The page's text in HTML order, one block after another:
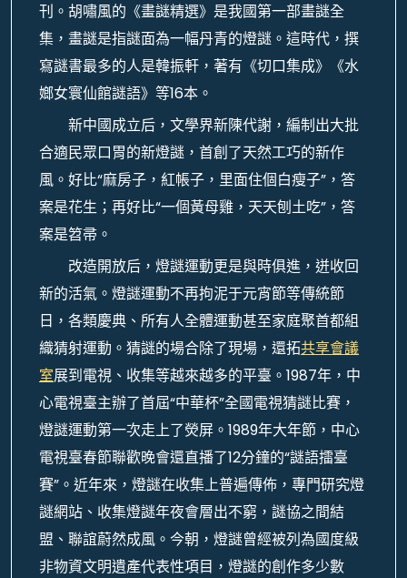
刊。胡嘯風的《畫謎精選》是我國第一部畫謎全
集，畫謎是指謎面為一幅丹青的燈謎。這時代，撰
寫謎書最多的人是韓振軒，著有《切口集成》《水
嫏女寰仙館謎語》等16本。
新中國成立后，文學界新陳代謝，編制出大批
合適民眾口胃的新燈謎，首創了天然工巧的新作
風。好比“麻房子，紅帳子，里面住個白瘦子”，答
案是花生；再好比“一個黃母雞，天天刨土吃”，答
案是笤帚。
改造開放后，燈謎運動更是與時俱進，迸收回
新的活氣。燈謎運動不再拘泥于元宵節等傳統節
日，各類慶典、所有人全體運動甚至家庭聚首都組
織猜射運動。猜謎的場合除了現場，還拓共享會議
室展到電視、收集等越來越多的平臺。1987年，中
心電視臺主辦了首屆“中華杯”全國電視猜謎比賽，
燈謎運動第一次走上了熒屏。1989年大年節，中心
電視臺春節聯歡晚會還直播了12分鐘的“謎語擂臺
賽”。近年來，燈謎在收集上普遍傳佈，專門研究燈
謎網站、收集燈謎年夜會層出不窮，謎協之間結
盟、聯誼蔚然成風。今朝，燈謎曾經被列為國度級
非物資文明遺產代表性項目，燈謎的創作多少數